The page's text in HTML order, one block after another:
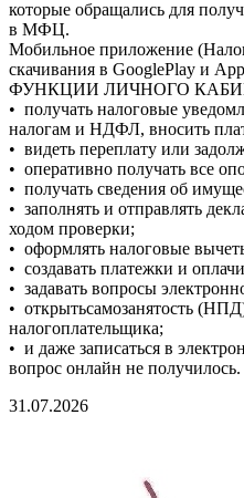
которые обращались для
в МФЦ.
Мобильное приложение
скачивания в GooglePlay и
ФУНКЦИИ ЛИЧНОГО
• получать налоговые
налогам и НДФЛ, вносить
• видеть переплату или
• оперативно получать все
• получать сведения об
• заполнять и отправлять
ходом проверки;
• оформлять налоговые
• создавать платежки и
• задавать вопросы
• открытьсамозанятость
налогоплательщика;
• и даже записаться в
вопрос онлайн не получилось.
31.07.2026